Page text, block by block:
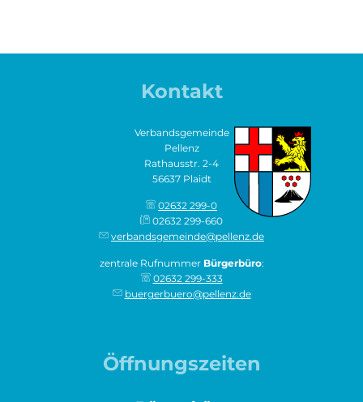
Kontakt
Verbandsgemeinde
Pellenz
Rathausstr. 2-4
56637 Plaidt
02632 299-0
02632 299-660
verbandsgemeinde@pellenz.de
zentrale Rufnummer Bürgerbüro:
02632 299-333
buergerbuero@pellenz.de
Öffnungszeiten